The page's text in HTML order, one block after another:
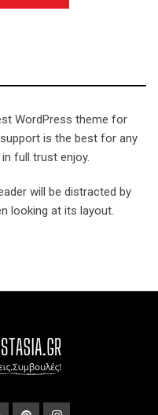
WordPress theme for
is the best for any
full trust enjoy.
will be distracted by
looking at its layout.